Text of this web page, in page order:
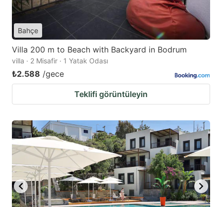
Bahçe
Villa 200 m to Beach with Backyard in Bodrum
villa · 2 Misafir · 1 Yatak Odası
₺2.588 /gece
Teklifi görüntüleyin